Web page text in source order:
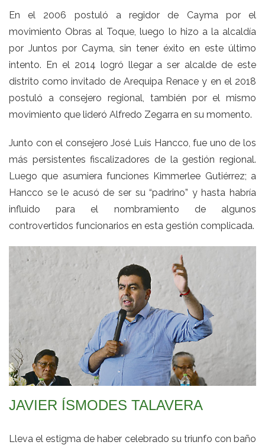
En el 2006 postuló a regidor de Cayma por el
movimiento Obras al Toque, luego lo hizo a la alcaldía
por Juntos por Cayma, sin tener éxito en este último
intento. En el 2014 logró llegar a ser alcalde de este
distrito como invitado de Arequipa Renace y en el 2018
postuló a consejero regional, también por el mismo
movimiento que lideró Alfredo Zegarra en su momento.
Junto con el consejero José Luis Hancco, fue uno de los
más persistentes fiscalizadores de la gestión regional.
Luego que asumiera funciones Kimmerlee Gutiérrez; a
Hancco se le acusó de ser su “padrino” y hasta habría
influido para el nombramiento de algunos
controvertidos funcionarios en esta gestión complicada.
JAVIER ÍSMODES TALAVERA
Lleva el estigma de haber celebrado su triunfo con baño